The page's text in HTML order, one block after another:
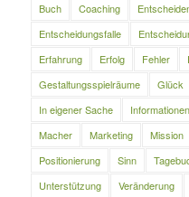
Buch
Coaching
Entscheidungsfalle
Erfahrung
Erfolg Fehler
Gestaltungsspielräume
Glück
In eigener Sache
Informationen
Macher
Marketing Mission
Positionierung
Sinn
Unterstützung
Veränderung